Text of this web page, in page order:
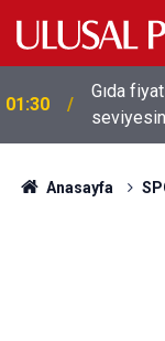
01:26
duyurusu
Anasayfa